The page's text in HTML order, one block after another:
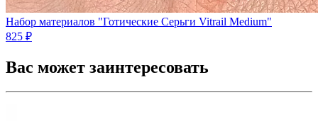
Набор материалов "Готические Серьги Vitrail Medium"
825 ₽
Вас может заинтересовать